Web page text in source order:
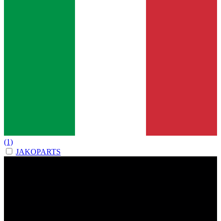
(1)
JAKOPARTS